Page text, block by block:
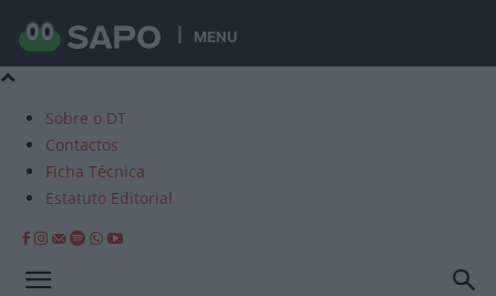
MENU
Sobre o DT
Contactos
Ficha Técnica
Estatuto Editorial